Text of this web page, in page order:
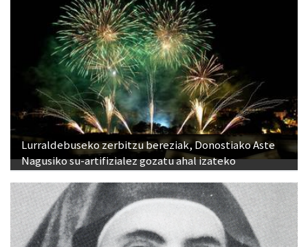
Lurraldebuseko zerbitzu bereziak, Donostiako Aste
Nagusiko su-artifizialez gozatu ahal izateko